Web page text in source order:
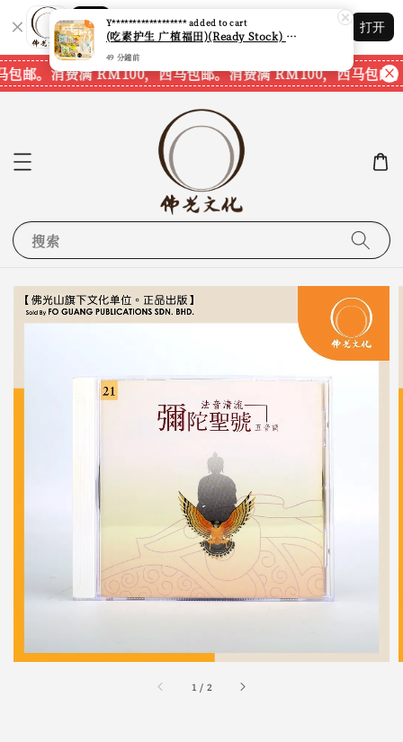
Shopping: 追踪您的订单
您信赖的商店
打开
邮。 消费满 RM100，西马包邮。消费满 RM100，西马包邮。
搜索
1 / 2
Y******************added to cart
(吃素护生 广植福田)(Ready Stock) [现货] 养生菌汤包系列 (素食系列 配套三) (三七须根) (人参) (天麻) (灵芝) (石斛)
49 分鐘前